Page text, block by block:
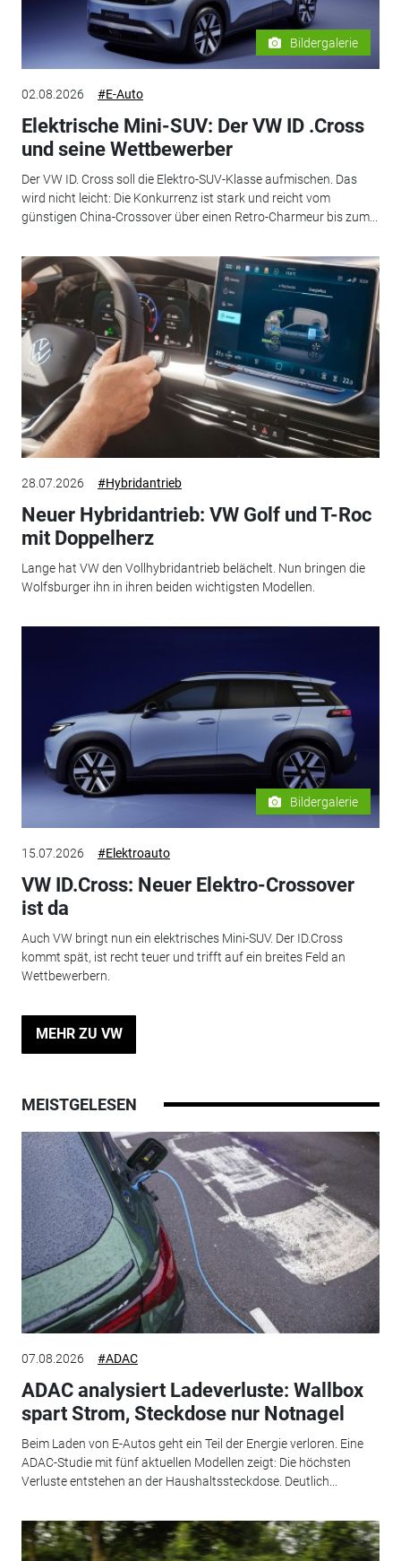
Bildergalerie
02.08.2026 #E-Auto
Elektrische Mini-SUV: Der VW ID .Cross
und seine Wettbewerber
Der VW ID. Cross soll die Elektro-SUV-Klasse aufmischen. Das
wird nicht leicht: Die Konkurrenz ist stark und reicht vom
günstigen China-Crossover über einen Retro-Charmeur bis zum...
28.07.2026 #Hybridantrieb
Neuer Hybridantrieb: VW Golf und T-Roc
mit Doppelherz
Lange hat VW den Vollhybridantrieb belächelt. Nun bringen die
Wolfsburger ihn in ihren beiden wichtigsten Modellen.
Bildergalerie
15.07.2026 #Elektroauto
VW ID.Cross: Neuer Elektro-Crossover
ist da
Auch VW bringt nun ein elektrisches Mini-SUV. Der ID.Cross
kommt spät, ist recht teuer und trifft auf ein breites Feld an
Wettbewerbern.
MEHR ZU VW
MEISTGELESEN
07.08.2026 #ADAC
ADAC analysiert Ladeverluste: Wallbox
spart Strom, Steckdose nur Notnagel
Beim Laden von E-Autos geht ein Teil der Energie verloren. Eine
ADAC-Studie mit fünf aktuellen Modellen zeigt: Die höchsten
Verluste entstehen an der Haushaltssteckdose. Deutlich...